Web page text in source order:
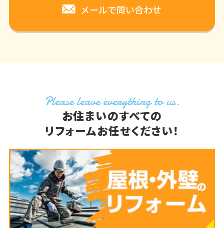
メールで問い合わせ
Please leave everything to us.
お住まいのすべての
リフォームお任せください！